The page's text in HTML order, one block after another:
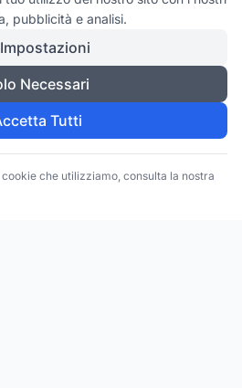
pubblicità e analisi.
Impostazioni
Necessari
Tutti
che utilizziamo, consulta la nostra